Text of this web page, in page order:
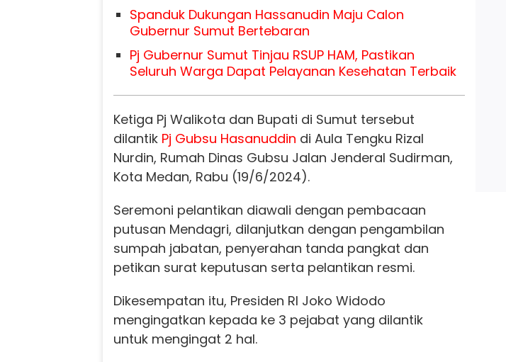
Spanduk Dukungan Hassanudin Maju Calon
Gubernur Sumut Bertebaran
Pj Gubernur Sumut Tinjau RSUP HAM, Pastikan
Seluruh Warga Dapat Pelayanan Kesehatan Terbaik
Ketiga Pj Walikota dan Bupati di Sumut tersebut
dilantik Pj Gubsu Hasanuddin di Aula Tengku Rizal
Nurdin, Rumah Dinas Gubsu Jalan Jenderal Sudirman,
Kota Medan, Rabu (19/6/2024).
Seremoni pelantikan diawali dengan pembacaan
putusan Mendagri, dilanjutkan dengan pengambilan
sumpah jabatan, penyerahan tanda pangkat dan
petikan surat keputusan serta pelantikan resmi.
Dikesempatan itu, Presiden RI Joko Widodo
mengingatkan kepada ke 3 pejabat yang dilantik
untuk mengingat 2 hal.